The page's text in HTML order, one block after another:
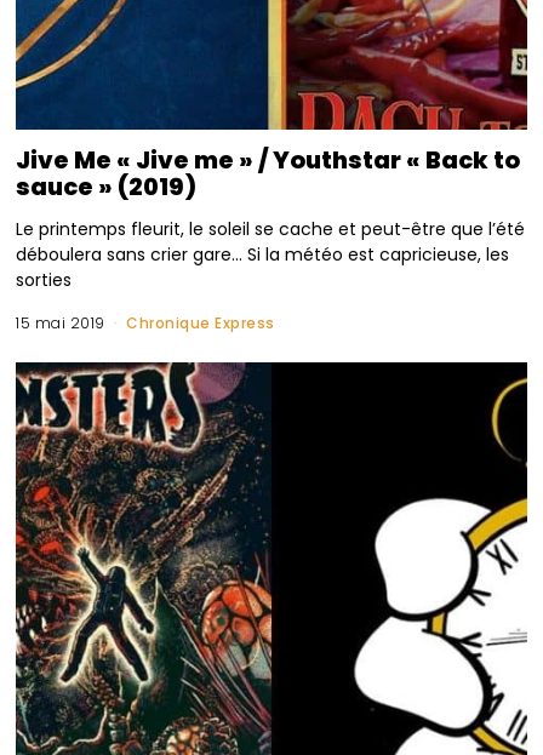
Jive Me « Jive me » / Youthstar « Back to
sauce » (2019)
Le printemps fleurit, le soleil se cache et peut-être que l’été
déboulera sans crier gare… Si la météo est capricieuse, les
sorties
15 mai 2019 Chronique Express